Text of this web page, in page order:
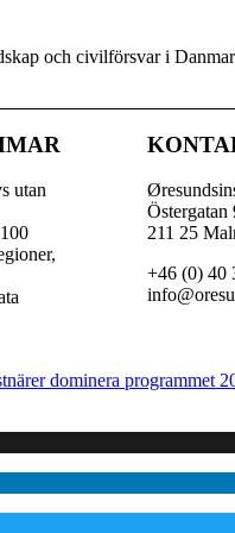
och civilförsvar i
utan
Östergatan
211 25
+46 (0) 40
dominera programmet